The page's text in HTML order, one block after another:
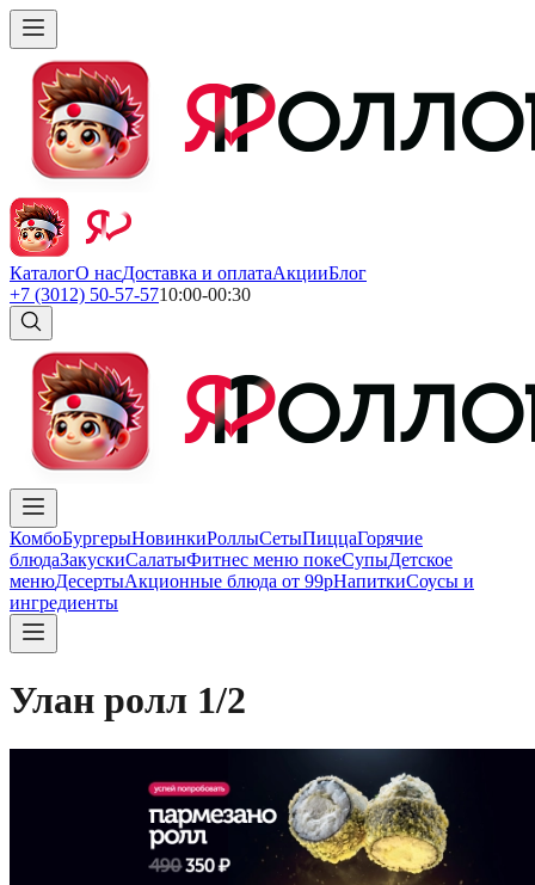
КаталогО насДоставка и оплатаАкцииБлог
+7 (3012) 50-57-5710:00-00:30
КомбоБургерыНовинкиРоллыСетыПиццаГорячие
блюдаЗакускиСалатыФитнес меню покеСупыДетское
менюДесертыАкционные блюда от 99рНапиткиСоусы и
ингредиенты
Улан ролл 1/2